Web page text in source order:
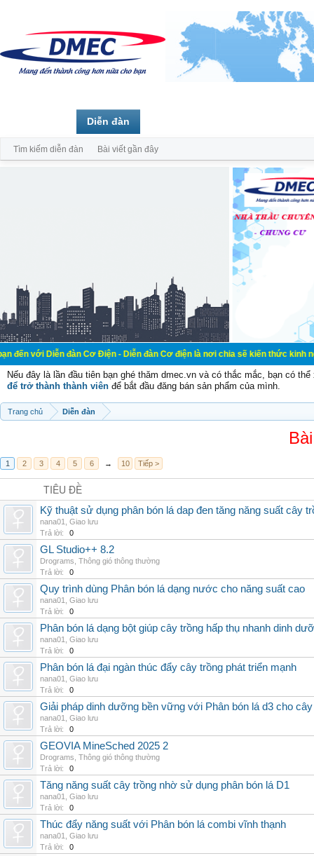
đàn Cơ Điện - Diễn đàn Cơ điện là nơi chia sẽ kiến thức kinh nghiệm
Nếu đây là lần đầu tiên bạn ghé thăm dmec.vn và có thắc mắc, bạn có
để trở thành thành viên để bắt đầu đăng bán sản phẩm của mình.
Trang chủ Diễn đàn
1 2 3 4 5 6 → 10 Tiếp >
TIÊU ĐỀ
Kỹ thuật sử dụng phân bón lá dap đen tăng năng suất cây
nana01
Giao lưu
Trả lời:
0
GL Studio++ 8.2
Drograms Thông gió thông thường
Trả lời:
0
Quy trình dùng Phân bón lá dạng nước cho năng suất cao
nana01
Giao lưu
Trả lời:
0
Phân bón lá dạng bột giúp cây trồng hấp thụ nhanh dinh
nana01
Giao lưu
Trả lời:
0
Phân bón lá đại ngàn thúc đẩy cây trồng phát triển mạnh
nana01
Giao lưu
Trả lời:
0
Giải pháp dinh dưỡng bền vững với Phân bón lá d3 cho cây
nana01
Giao lưu
Trả lời:
0
GEOVIA MineSched 2025 2
Drograms Thông gió thông thường
Trả lời:
0
Tăng năng suất cây trồng nhờ sử dụng phân bón lá D1
nana01
Giao lưu
Trả lời:
0
Thúc đẩy năng suất với Phân bón lá combi vĩnh thạnh
nana01
Giao lưu
Trả lời:
0
Diễn đàn
Tìm kiếm diễn đàn Bài viết gần đây